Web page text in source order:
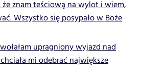
że znam teściową na wylot i wiem,
Wszystko się posypało w Boże
upragniony wyjazd nad
mi odebrać największe